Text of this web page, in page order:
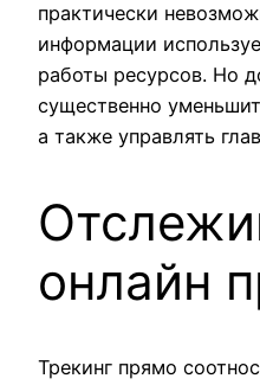
практически
информации
работы ресурсов. Но
существенно
а также управлять
онлайн
Трекинг прямо